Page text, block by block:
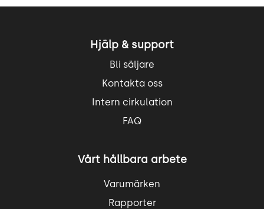
Hjälp & support
Bli säljare
Kontakta oss
Intern cirkulation
FAQ
Vårt hållbara arbete
Varumärken
Rapporter